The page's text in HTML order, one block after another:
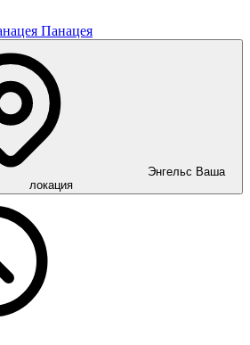
Панацея
Энгельс Ваша
локация